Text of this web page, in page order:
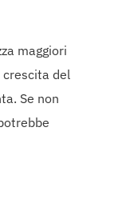
maggiori
del
Se non